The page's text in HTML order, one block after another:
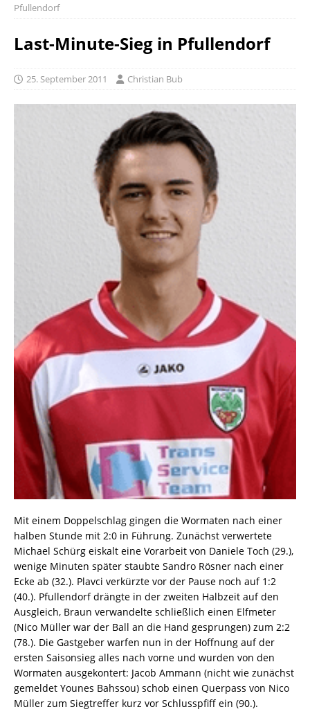
Pfullendorf
Last-Minute-Sieg in Pfullendorf
25. September 2011 Christian Bub
Mit einem Doppelschlag gingen die Wormaten nach einer
halben Stunde mit 2:0 in Führung. Zunächst verwertete
Michael Schürg eiskalt eine Vorarbeit von Daniele Toch (29.),
wenige Minuten später staubte Sandro Rösner nach einer
Ecke ab (32.). Plavci verkürzte vor der Pause noch auf 1:2
(40.). Pfullendorf drängte in der zweiten Halbzeit auf den
Ausgleich, Braun verwandelte schließlich einen Elfmeter
(Nico Müller war der Ball an die Hand gesprungen) zum 2:2
(78.). Die Gastgeber warfen nun in der Hoffnung auf der
ersten Saisonsieg alles nach vorne und wurden von den
Wormaten ausgekontert: Jacob Ammann (nicht wie zunächst
gemeldet Younes Bahssou) schob einen Querpass von Nico
Müller zum Siegtreffer kurz vor Schlusspfiff ein (90.).